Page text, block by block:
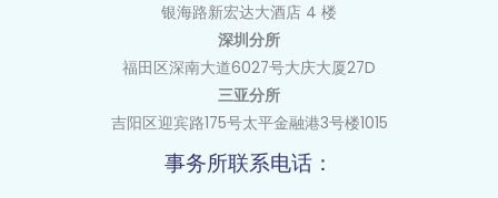
银海路新宏达大酒店 4 楼
深圳分所
福田区深南大道6027号大庆大厦27D
三亚分所
吉阳区迎宾路175号太平金融港3号楼1015
事务所联系电话：